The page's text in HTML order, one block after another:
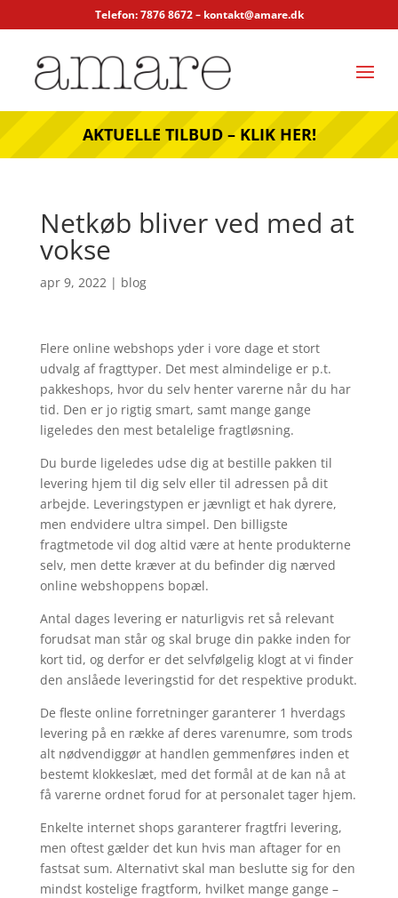
Telefon: 7876 8672 – kontakt@amare.dk
AKTUELLE TILBUD – KLIK HER!
Netkøb bliver ved med at
vokse
apr 9, 2022| blog
Flere online webshops yder i vore dage et stort
udvalg af fragttyper. Det mest almindelige er p.t.
pakkeshops, hvor du selv henter varerne når du har
tid. Den er jo rigtig smart, samt mange gange
ligeledes den mest betalelige fragtløsning.
Du burde ligeledes udse dig at bestille pakken til
levering hjem til dig selv eller til adressen på dit
arbejde. Leveringstypen er jævnligt et hak dyrere,
men endvidere ultra simpel. Den billigste
fragtmetode vil dog altid være at hente produkterne
selv, men dette kræver at du befinder dig nærved
online webshoppens bopæl.
Antal dages levering er naturligvis ret så relevant
forudsat man står og skal bruge din pakke inden for
kort tid, og derfor er det selvfølgelig klogt at vi finder
den anslåede leveringstid for det respektive produkt.
De fleste online forretninger garanterer 1 hverdags
levering på en række af deres varenumre, som trods
alt nødvendiggør at handlen gemmenføres inden et
bestemt klokkeslæt, med det formål at de kan nå at
få varerne ordnet forud for at personalet tager hjem.
Enkelte internet shops garanterer fragtfri levering,
men oftest gælder det kun hvis man aftager for en
fastsat sum. Alternativt skal man beslutte sig for den
mindst kostelige fragtform, hvilket mange gange –